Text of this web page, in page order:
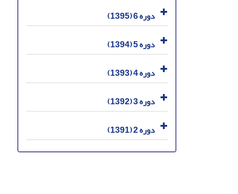
دوره 6 (1395)
دوره 5 (1394)
دوره 4 (1393)
دوره 3 (1392)
دوره 2 (1391)